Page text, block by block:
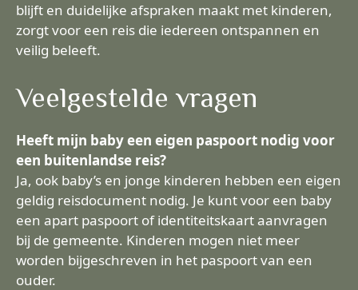
blijft en duidelijke afspraken maakt met kinderen,
zorgt voor een reis die iedereen ontspannen en
veilig beleeft.
Veelgestelde vragen
Heeft mijn baby een eigen paspoort nodig voor
een buitenlandse reis?
Ja, ook baby’s en jonge kinderen hebben een eigen
geldig reisdocument nodig. Je kunt voor een baby
een apart paspoort of identiteitskaart aanvragen
bij de gemeente. Kinderen mogen niet meer
worden bijgeschreven in het paspoort van een
ouder.